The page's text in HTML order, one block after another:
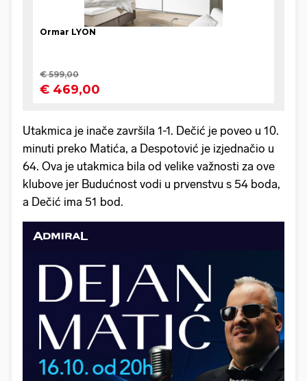
Utakmica je inače završila 1-1. Dečić je poveo u 10.
minuti preko Matića, a Despotović je izjednačio u
64. Ova je utakmica bila od velike važnosti za ove
klubove jer Budućnost vodi u prvenstvu s 54 boda,
a Dečić ima 51 bod.